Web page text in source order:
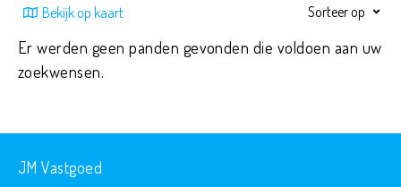
Bekijk op kaart Sorteer op
Er werden geen panden gevonden die voldoen aan uw
zoekwensen.
JM Vastgoed